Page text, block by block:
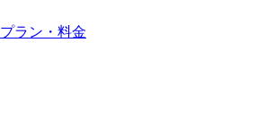
プラン・料金